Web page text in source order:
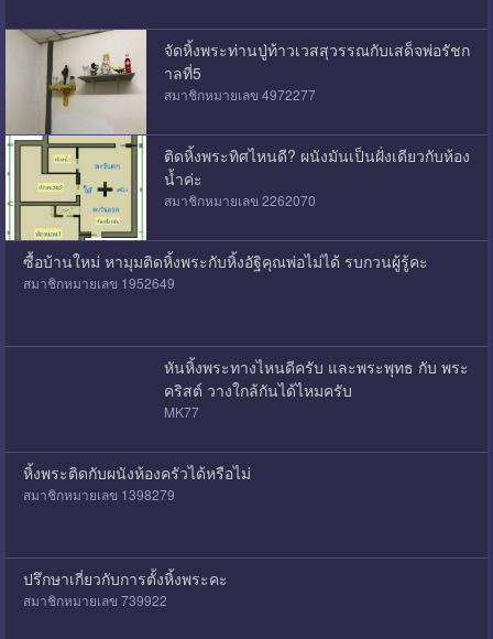
จัดหิ้งพระท่านปู่ท้าวเวสสุวรรณกับเสด็จพ่อรัชก
าลที่5
สมาชิกหมายเลข 4972277
ติดหิ้งพระทิศไหนดี? ผนังมันเป็นฝั่งเดียวกับห้อง
น้ำค่ะ
สมาชิกหมายเลข 2262070
ซื้อบ้านใหม่ หามุมติดหิ้งพระกับหิ้งอัฐิคุณพ่อไม่ได้ รบกวนผู้รู้คะ
สมาชิกหมายเลข 1952649
หันหิ้งพระทางไหนดีครับ และพระพุทธ กับ พระ
คริสต์ วางใกล้กันได้ไหมครับ
MK77
หิ้งพระติดกับผนังห้องครัวได้หรือไม่
สมาชิกหมายเลข 1398279
ปรึกษาเกี่ยวกับการตั้งหิ้งพระคะ
สมาชิกหมายเลข 739922